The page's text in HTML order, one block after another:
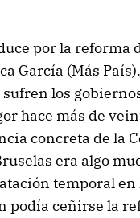
por la reforma
García (Más
los
hace más de
concreta de la
era algo
temporal
podía ceñirse la